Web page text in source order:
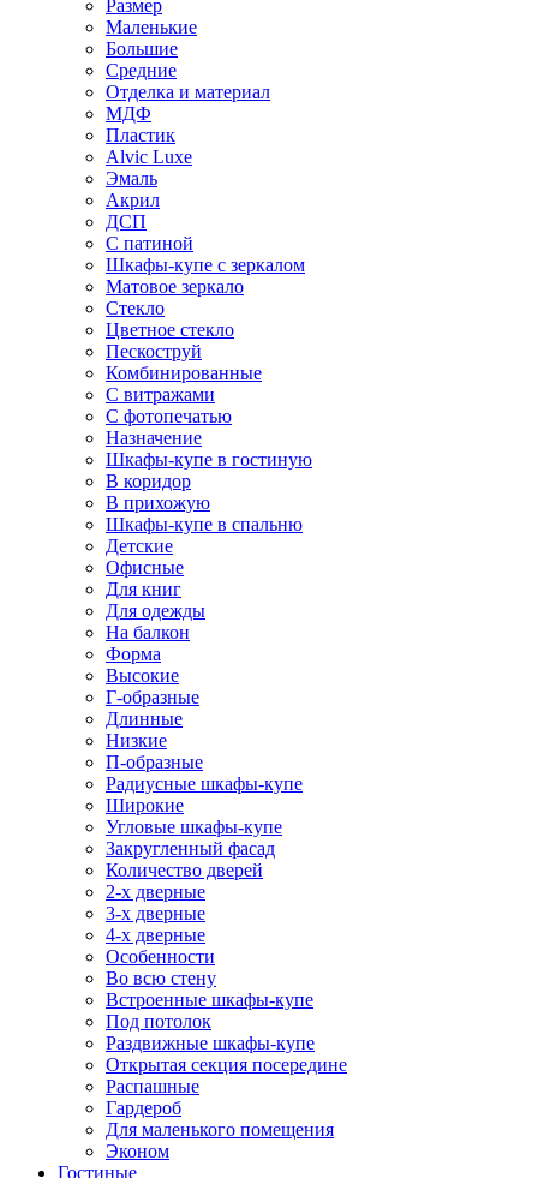
Размер
Маленькие
Большие
Средние
Отделка и материал
МДФ
Пластик
Alvic Luxe
Эмаль
Акрил
ДСП
С патиной
Шкафы-купе с зеркалом
Матовое зеркало
Стекло
Цветное стекло
Пескоструй
Комбинированные
С витражами
С фотопечатью
Назначение
Шкафы-купе в гостиную
В коридор
В прихожую
Шкафы-купе в спальню
Детские
Офисные
Для книг
Для одежды
На балкон
Форма
Высокие
Г-образные
Длинные
Низкие
П-образные
Радиусные шкафы-купе
Широкие
Угловые шкафы-купе
Закругленный фасад
Количество дверей
2-х дверные
3-х дверные
4-х дверные
Особенности
Во всю стену
Встроенные шкафы-купе
Под потолок
Раздвижные шкафы-купе
Открытая секция посередине
Распашные
Гардероб
Для маленького помещения
Эконом
Гостиные